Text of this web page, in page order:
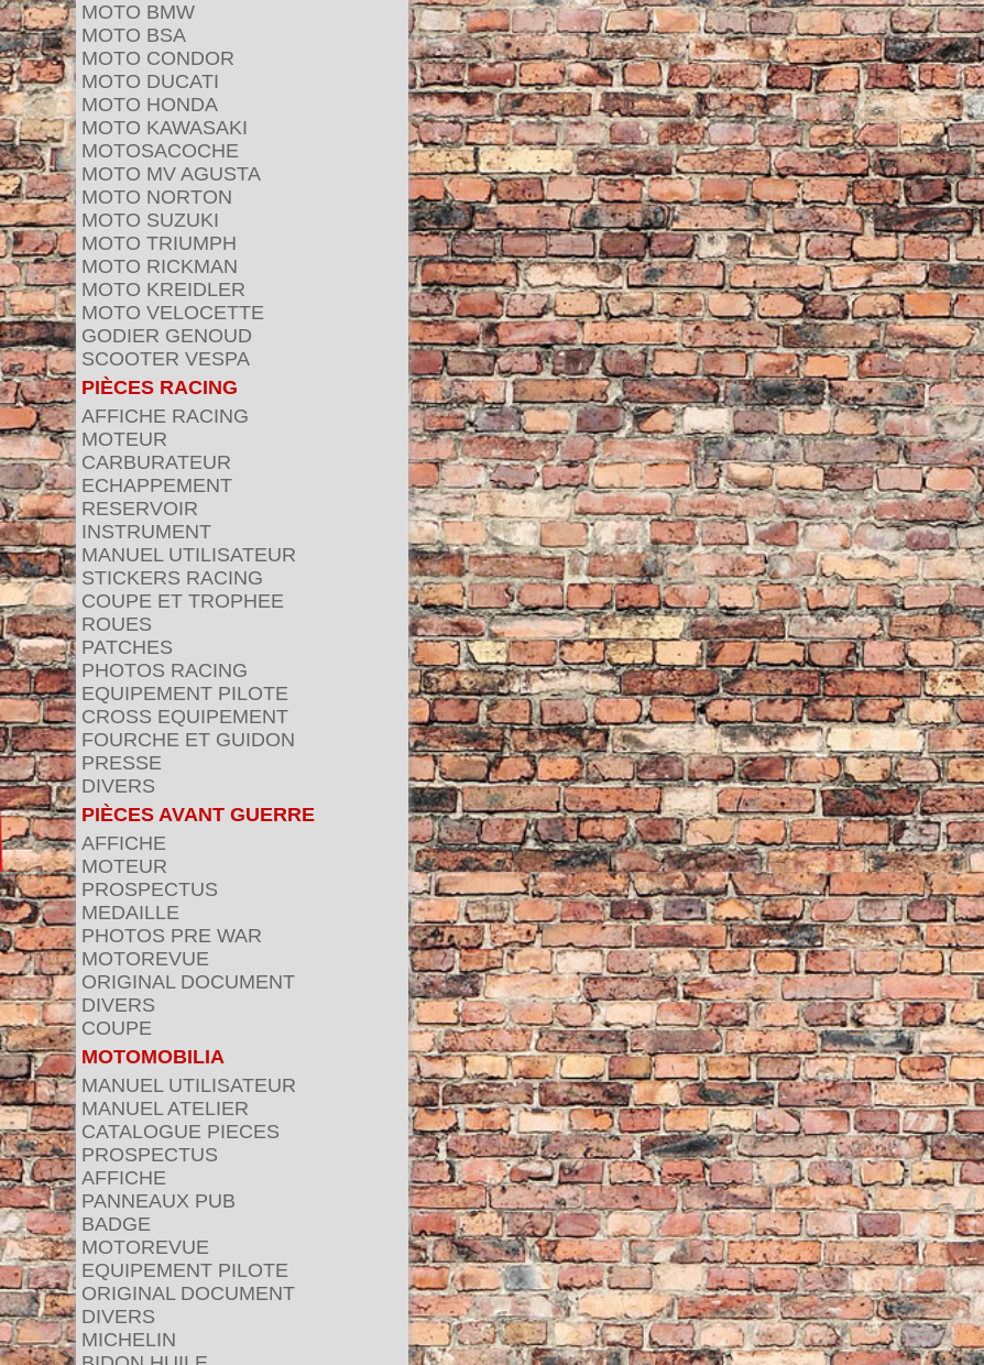
MOTO BMW
MOTO BSA
MOTO CONDOR
MOTO DUCATI
MOTO HONDA
MOTO KAWASAKI
MOTOSACOCHE
MOTO MV AGUSTA
MOTO NORTON
MOTO SUZUKI
MOTO TRIUMPH
MOTO RICKMAN
MOTO KREIDLER
MOTO VELOCETTE
GODIER GENOUD
SCOOTER VESPA
PIÈCES RACING
AFFICHE RACING
MOTEUR
CARBURATEUR
ECHAPPEMENT
RESERVOIR
INSTRUMENT
MANUEL UTILISATEUR
STICKERS RACING
COUPE ET TROPHEE
ROUES
PATCHES
PHOTOS RACING
EQUIPEMENT PILOTE
CROSS EQUIPEMENT
FOURCHE ET GUIDON
PRESSE
DIVERS
PIÈCES AVANT GUERRE
AFFICHE
MOTEUR
PROSPECTUS
MEDAILLE
PHOTOS PRE WAR
MOTOREVUE
ORIGINAL DOCUMENT
DIVERS
COUPE
MOTOMOBILIA
MANUEL UTILISATEUR
MANUEL ATELIER
CATALOGUE PIECES
PROSPECTUS
AFFICHE
PANNEAUX PUB
BADGE
MOTOREVUE
EQUIPEMENT PILOTE
ORIGINAL DOCUMENT
DIVERS
MICHELIN